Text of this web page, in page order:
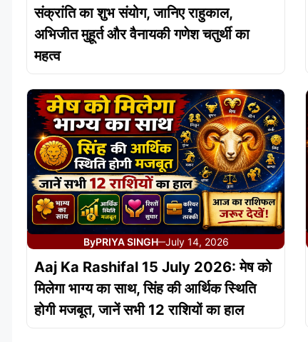
संक्रांति का शुभ संयोग, जानिए राहुकाल,
अभिजीत मुहूर्त और वैनायकी गणेश चतुर्थी का
महत्व
ByPRIYA SINGH—July 14, 2026
Aaj Ka Rashifal 15 July 2026: मेष को
मिलेगा भाग्य का साथ, सिंह की आर्थिक स्थिति
होगी मजबूत, जानें सभी 12 राशियों का हाल